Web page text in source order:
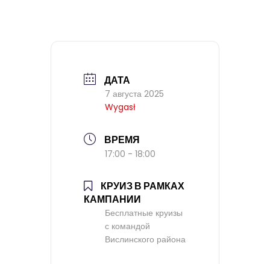
ДАТА
7 августа 2025
Wygasł
ВРЕМЯ
17:00 - 18:00
КРУИЗ В РАМКАХ
КАМПАНИИ
Бесплатные круизы
с командой
Вислинского района